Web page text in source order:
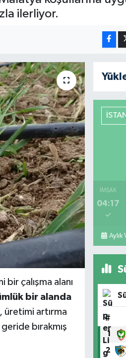
ilerliyor.
çalışma alanı
bir alanda
üretimi artırma
bırakmış
İMSAK
04:17
Aylık
#
1
2